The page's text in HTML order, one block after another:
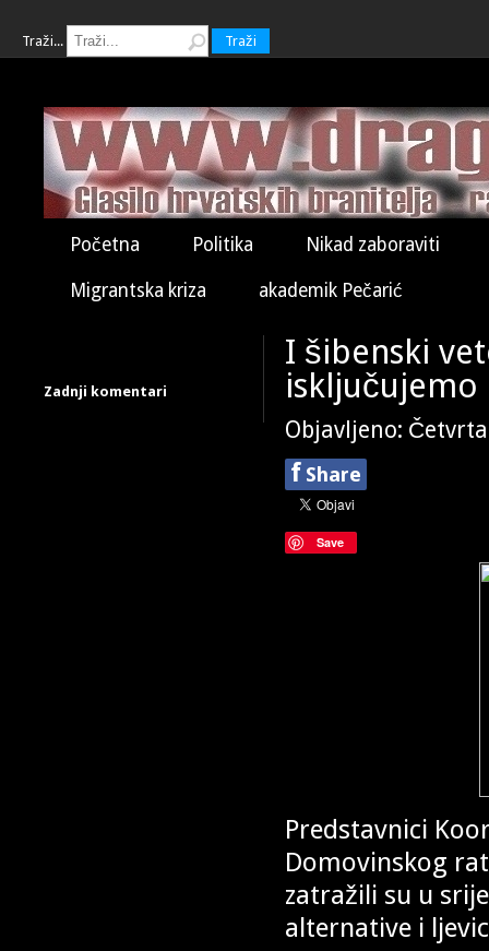
Traži... Traži
Početna Politika Nikad zaboraviti
Migrantska kriza akademik Pečarić
Zadnji komentari
I šibenski
Objavljeno:
f Share
Save
Predstavnici
Domovinskog
zatražili su u
alternative i